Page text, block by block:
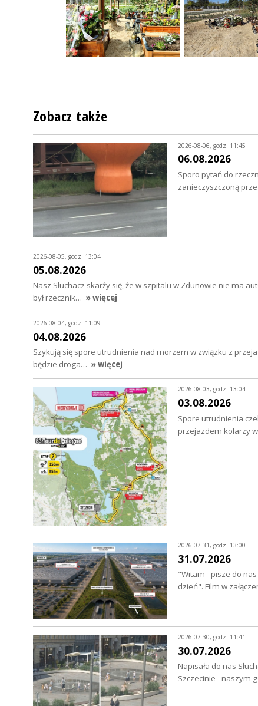
Zobacz także
2026-08-06, godz. 11:45
06.08.2026
Sporo pytań do
zanieczyszczoną
2026-08-05, godz. 13:04
05.08.2026
Nasz Słuchacz skarży się, że w szpitalu w Zdunowie nie ma
był rzecznik… » więcej
2026-08-04, godz. 11:09
04.08.2026
Szykują się spore utrudnienia nad morzem w związku z
będzie droga… » więcej
2026-08-03, godz. 13:04
03.08.2026
Spore utrudnienia
przejazdem kolarzy
2026-07-31, godz. 13:00
31.07.2026
"Witam - pisze do nas
dzień". Film w
2026-07-30, godz. 11:41
30.07.2026
Napisała do nas
Szczecinie - naszym